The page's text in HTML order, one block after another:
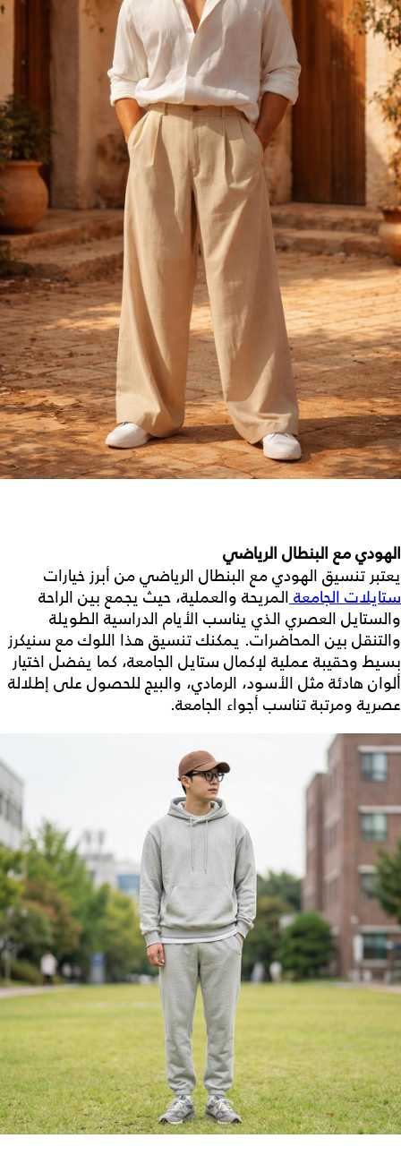
الهودي مع البنطال الرياضي
يعتبر تنسيق الهودي مع البنطال الرياضي من أبرز خيارات
ستايلات الجامعةالمريحة والعملية، حيث يجمع بين الراحة
والستايل العصري الذي يناسب الأيام الدراسية الطويلة
والتنقل بين المحاضرات. يمكنك تنسيق هذا اللوك مع سنيكرز
بسيط وحقيبة عملية لإكمال ستايل الجامعة، كما يفضل اختيار
ألوان هادئة مثل الأسود، الرمادي، والبيج للحصول على إطلالة
عصرية ومرتبة تناسب أجواء الجامعة.